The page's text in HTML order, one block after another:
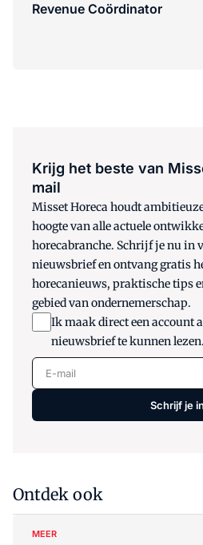
Revenue Coördinator
Krijg het beste van
mail
Misset Horeca houdt
hoogte van alle actuele
horecabranche. Schrijf je nu in
nieuwsbrief en ontvang gratis
horecanieuws, praktische tips
gebied van ondernemerschap.
Ik maak direct een account
nieuwsbrief te kunnen lezen.
E-mail
Schrijf je
Ontdek ook
MEER